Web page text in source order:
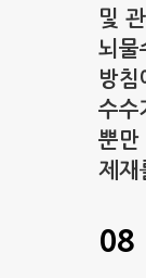
및
뇌물
방침
수수
뿐만
제재
08